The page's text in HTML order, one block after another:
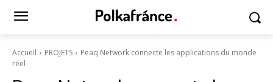
Accueil PROJETS
Peaq Network connecte les applications du monde
réel